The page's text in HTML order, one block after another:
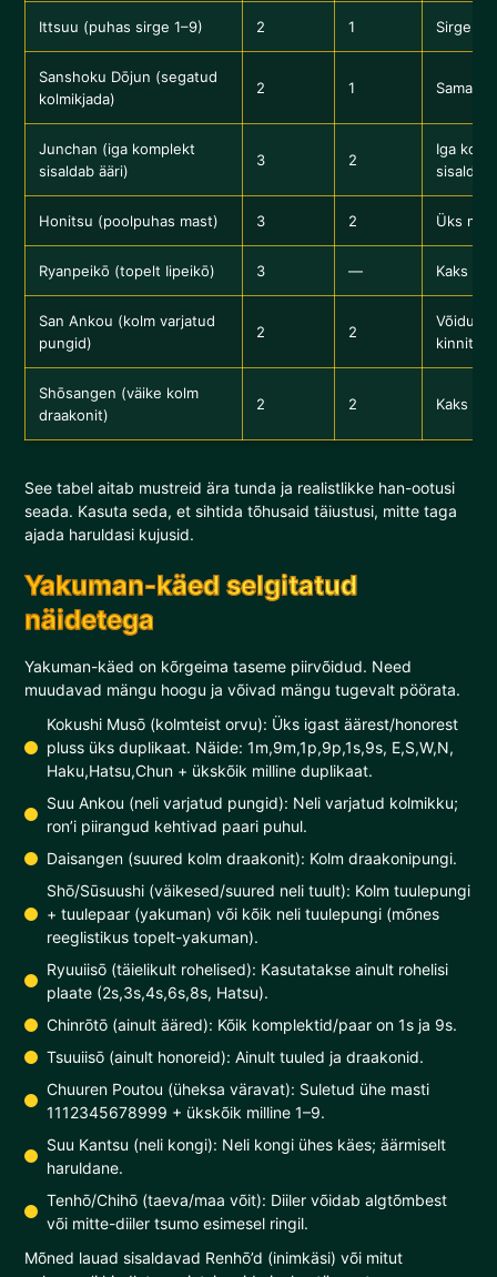
Ittsuu (puhas sirge 1–9) 2 1 Sirge
Sanshoku Dōjun (segatud
kolmikjada)
2 1 Sama
Junchan (iga komplekt
sisaldab ääri)
3 2
Iga
Honitsu (poolpuhas mast) 3 2 Üks
Ryanpeikō (topelt Iipeikō) 3 — Kaks
San Ankou (kolm varjatud
pungid)
2 2
kinnita
Shōsangen (väike kolm
draakonit)
2 2 Kaks
See tabel aitab mustreid ära tunda ja realistlikke han-ootusi
seada. Kasuta seda, et sihtida tõhusaid täiustusi, mitte taga
ajada haruldasi kujusid.
Yakuman-käed selgitatud
näidetega
Yakuman-käed on kõrgeima taseme piirvõidud. Need
muudavad mängu hoogu ja võivad mängu tugevalt pöörata.
Kokushi Musō (kolmteist orvu): Üks igast äärest/honorest
pluss üks duplikaat. Näide: 1m,9m,1p,9p,1s,9s, E,S,W,N,
Haku,Hatsu,Chun + ükskõik milline duplikaat.
Suu Ankou (neli varjatud pungid): Neli varjatud kolmikku;
ron’i piirangud kehtivad paari puhul.
Daisangen (suured kolm draakonit): Kolm draakonipungi.
Shō/Sūsuushi (väikesed/suured neli tuult): Kolm tuulepungi
+ tuulepaar (yakuman) või kõik neli tuulepungi (mõnes
reeglistikus topelt-yakuman).
Ryuuiisō (täielikult rohelised): Kasutatakse ainult rohelisi
plaate (2s,3s,4s,6s,8s, Hatsu).
Chinrōtō (ainult ääred): Kõik komplektid/paar on 1s ja 9s.
Tsuuiisō (ainult honoreid): Ainult tuuled ja draakonid.
Chuuren Poutou (üheksa väravat): Suletud ühe masti
1112345678999 + ükskõik milline 1–9.
Suu Kantsu (neli kongi): Neli kongi ühes käes; äärmiselt
haruldane.
Tenhō/Chihō (taeva/maa võit): Diiler võidab algtõmbest
või mitte-diiler tsumo esimesel ringil.
Mõned lauad sisaldavad Renhō’d (inimkäsi) või mitut